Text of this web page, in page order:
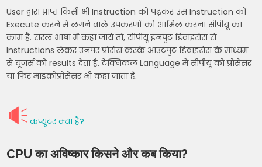
User द्वारा प्राप्त किसी भी Instruction को पढ़कर उस Instruction को
Execute करने में लगने वाले उपकरणों को शामिल करना सीपीयू का
काम है. सरल भाषा में कहां जाये तो, सीपीयू इनपुट डिवाइसेस से
Instructions लेकर उनपर प्रोसेस करके आउटपुट डिवाइसेस के माध्यम
से यूजर्स को results देता है. टेक्निकल Language में सीपीयू को प्रोसेसर
या फिर माइक्रोप्रोसेसर भी कहा जाता है.
कंप्यूटर क्या है?
CPU का अविष्कार किसने और कब किया?